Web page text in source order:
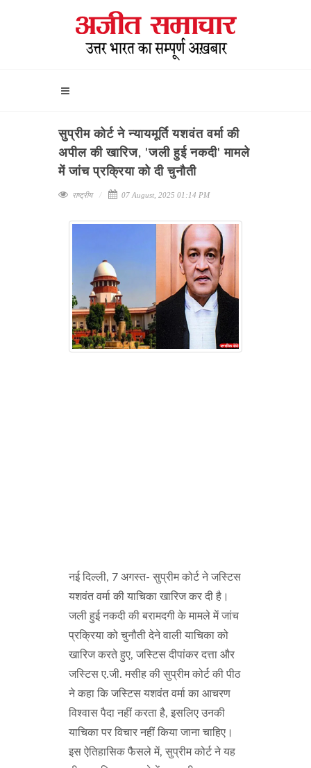
सुप्रीम कोर्ट ने न्यायमूर्ति यशवंत वर्मा की
अपील की खारिज, 'जली हुई नकदी' मामले
में जांच प्रक्रिया को दी चुनौती
राष्ट्रीय 07 August, 2025 01:14 PM
नई दिल्ली, 7 अगस्त- सुप्रीम कोर्ट ने जस्टिस
यशवंत वर्मा की याचिका खारिज कर दी है।
जली हुई नकदी की बरामदगी के मामले में जांच
प्रक्रिया को चुनौती देने वाली याचिका को
खारिज करते हुए, जस्टिस दीपांकर दत्ता और
जस्टिस ए.जी. मसीह की सुप्रीम कोर्ट की पीठ
ने कहा कि जस्टिस यशवंत वर्मा का आचरण
विश्वास पैदा नहीं करता है, इसलिए उनकी
याचिका पर विचार नहीं किया जाना चाहिए।
इस ऐतिहासिक फैसले में, सुप्रीम कोर्ट ने यह